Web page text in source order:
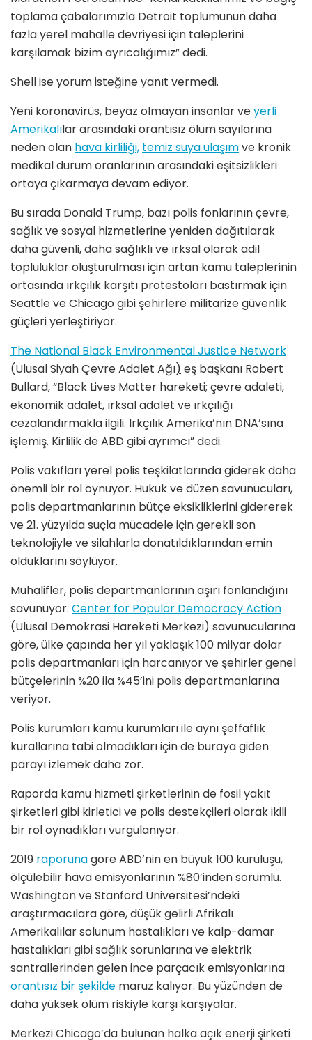
toplama çabalarımızla Detroit toplumunun daha
fazla yerel mahalle devriyesi için taleplerini
karşılamak bizim ayrıcalığımız” dedi.
Shell ise yorum isteğine yanıt vermedi.
Yeni koronavirüs, beyaz olmayan insanlar veyerli
Amerikalılar arasındaki orantısız ölüm sayılarına
neden olan hava kirliliği, temiz suya ulaşımve kronik
medikal durum oranlarının arasındaki eşitsizlikleri
ortaya çıkarmaya devam ediyor.
Bu sırada Donald Trump, bazı polis fonlarının çevre,
sağlık ve sosyal hizmetlerine yeniden dağıtılarak
daha güvenli, daha sağlıklı ve ırksal olarak adil
topluluklar oluşturulması için artan kamu taleplerinin
ortasında ırkçılık karşıtı protestoları bastırmak için
Seattle ve Chicago gibi şehirlere militarize güvenlik
güçleri yerleştiriyor.
The National Black Environmental Justice Network
(Ulusal Siyah Çevre Adalet Ağı) eş başkanı Robert
Bullard, “Black Lives Matter hareketi; çevre adaleti,
ekonomik adalet, ırksal adalet ve ırkçılığı
cezalandırmakla ilgili. Irkçılık Amerika’nın DNA’sına
işlemiş. Kirlilik de ABD gibi ayrımcı” dedi.
Polis vakıfları yerel polis teşkilatlarında giderek daha
önemli bir rol oynuyor. Hukuk ve düzen savunucuları,
polis departmanlarının bütçe eksikliklerini gidererek
ve 21. yüzyılda suçla mücadele için gerekli son
teknolojiyle ve silahlarla donatıldıklarından emin
olduklarını söylüyor.
Muhalifler, polis departmanlarının aşırı fonlandığını
savunuyor. Center for Popular Democracy Action
(Ulusal Demokrasi Hareketi Merkezi) savunucularına
göre, ülke çapında her yıl yaklaşık 100 milyar dolar
polis departmanları için harcanıyor ve şehirler genel
bütçelerinin %20 ila %45’ini polis departmanlarına
veriyor.
Polis kurumları kamu kurumları ile aynı şeffaflık
kurallarına tabi olmadıkları için de buraya giden
parayı izlemek daha zor.
Raporda kamu hizmeti şirketlerinin de fosil yakıt
şirketleri gibi kirletici ve polis destekçileri olarak ikili
bir rol oynadıkları vurgulanıyor.
2019 raporunagöre ABD’nin en büyük 100 kuruluşu,
ölçülebilir hava emisyonlarının %80’inden sorumlu.
Washington ve Stanford Üniversitesi’ndeki
araştırmacılara göre, düşük gelirli Afrikalı
Amerikalılar solunum hastalıkları ve kalp-damar
hastalıkları gibi sağlık sorunlarına ve elektrik
santrallerinden gelen ince parçacık emisyonlarına
orantısız bir şekilde maruz kalıyor. Bu yüzünden de
daha yüksek ölüm riskiyle karşı karşıyalar.
Merkezi Chicago’da bulunan halka açık enerji şirketi